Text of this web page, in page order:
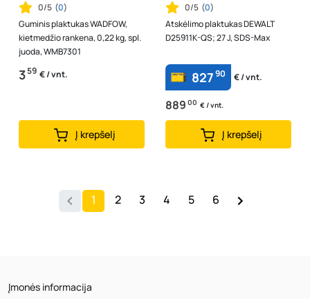
0/5 (0)
Guminis plaktukas WADFOW,
kietmedžio rankena, 0,22 kg, spl.
juoda, WMB7301
359 € / vnt.
Į krepšelį
0/5 (0)
Atskėlimo plaktukas DEWALT
D25911K-QS; 27 J, SDS-Max
82790 € / vnt.
889 00 € / vnt.
Į krepšelį
1 2 3 4 5 6
Įmonės informacija